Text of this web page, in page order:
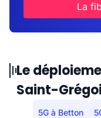
La
Le
Saint-
5G à Betton